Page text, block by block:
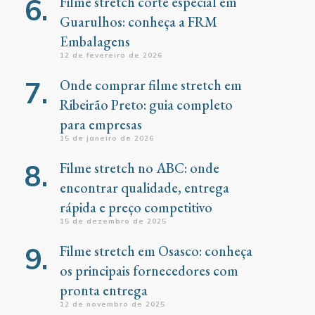
Guarulhos: conheça a FRM
Embalagens
12 de fevereiro de 2026
Onde comprar filme stretch em
Ribeirão Preto: guia completo
para empresas
15 de janeiro de 2026
Filme stretch no ABC: onde
encontrar qualidade, entrega
rápida e preço competitivo
15 de dezembro de 2025
Filme stretch em Osasco: conheça
os principais fornecedores com
pronta entrega
12 de novembro de 2025